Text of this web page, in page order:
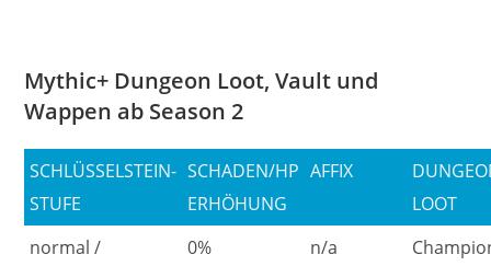
Mythic+ Dungeon Loot, Vault und
Wappen ab Season 2
SCHLÜSSELSTEIN-
STUFE
SCHADEN/HP
ERHÖHUNG
AFFIX
LOOT
normal /
0% n/a